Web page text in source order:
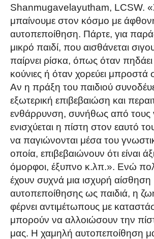
Shanmugavelayutham, LCSW.
μπαίνουμε στον κόσμο με
αυτοπεποίθηση. Πάρτε, για
μικρό παιδί, που αισθάνεται
παίρνει ρίσκα, όπως όταν πηδάει
κούνιες ή όταν χορεύει μπροστά
Αν η πράξη του παιδιού
εξωτερική επιβεβαιώση και
ενθάρρυνση, συνήθως από τους
ενισχύεται η πίστη στον εαυτό
να παγιώνονται μέσα του
οποία, επιβεβαιώνουν ότι είναι
όμορφοι, έξυπνο κ.λπ.». Ενώ
έχουν συχνά μια ισχυρή αίσθηση
αυτοπεποίθησης ως παιδιά, η
φέρνει αντιμέτωπους με
μπορούν να αλλοιώσουν την
μας. Η χαμηλή αυτοπεποίθηση